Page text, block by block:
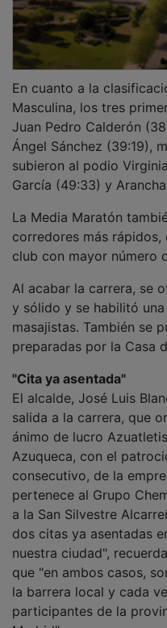
Masculina, los tres
Juan Pedro Calderón
Ángel Sánchez (39:19),
subieron al podio
García (49:33) y
corredores más rápidos,
club con mayor número
y sólido y se habilitó
masajistas. También se
preparadas por la Casa
El alcalde, José Luis
salida a la carrera, que
ánimo de lucro
Azuqueca, con el
consecutivo, de la
pertenece al Grupo
a la San Silvestre
dos citas ya asentadas
nuestra ciudad",
que "en ambos casos,
la barrera local y cada
participantes de la
Madrid".